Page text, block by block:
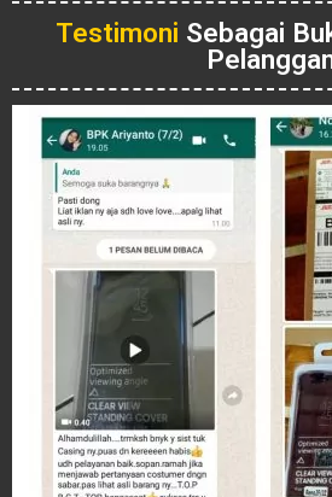
Testimoni Sebagai